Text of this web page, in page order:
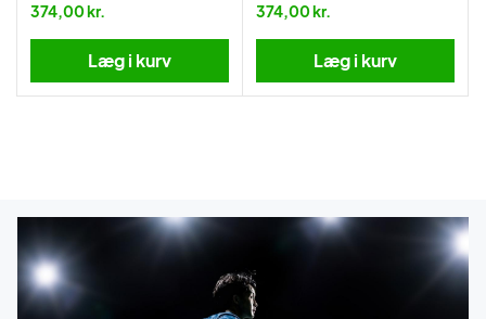
374,00 kr.
Læg i kurv
374,00 kr.
Læg i kurv